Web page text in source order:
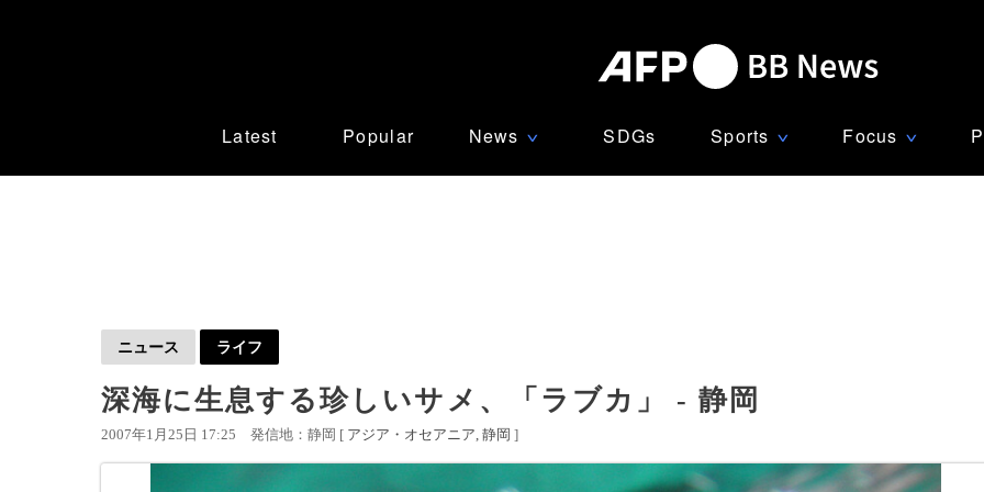
Latest Popular News ∨ SDGs Sports ∨ Focus ∨
ニュース ライフ
深海に生息する珍しいサメ、「ラブカ」 - 静岡
2007年1月25日 17:25 発信地：静岡 [ アジア・オセアニア 静岡 ]